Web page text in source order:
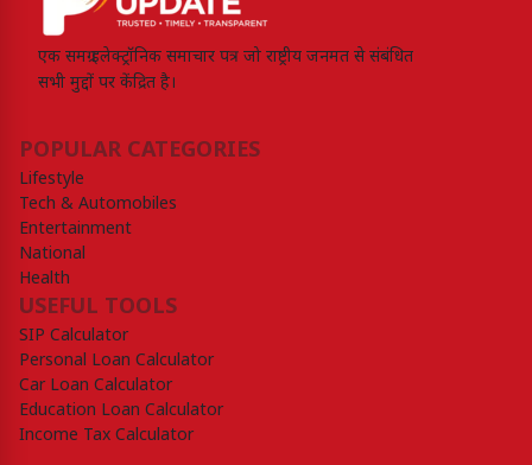
एक समग्र इलेक्ट्रॉनिक समाचार पत्र जो राष्ट्रीय जनमत से संबंधित
सभी मुद्दों पर केंद्रित है।
POPULAR CATEGORIES
Lifestyle
Tech & Automobiles
Entertainment
National
Health
USEFUL TOOLS
SIP Calculator
Personal Loan Calculator
Car Loan Calculator
Education Loan Calculator
Income Tax Calculator